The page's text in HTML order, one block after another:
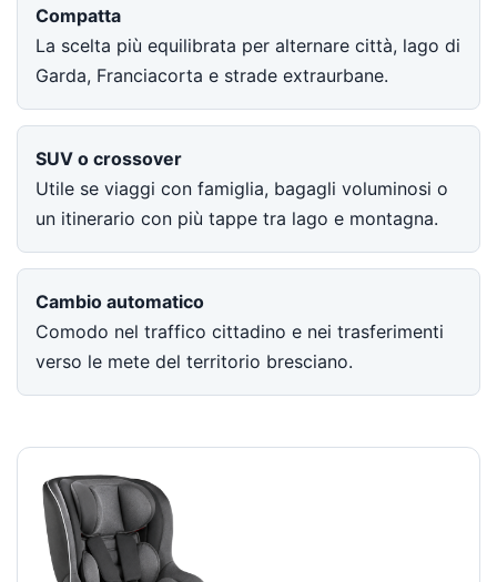
Compatta
La scelta più equilibrata per alternare città, lago di
Garda, Franciacorta e strade extraurbane.
SUV o crossover
Utile se viaggi con famiglia, bagagli voluminosi o
un itinerario con più tappe tra lago e montagna.
Cambio automatico
Comodo nel traffico cittadino e nei trasferimenti
verso le mete del territorio bresciano.